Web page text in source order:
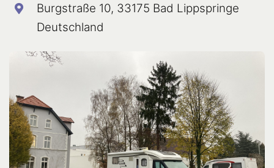
Burgstraße 10, 33175 Bad Lippspringe
Deutschland